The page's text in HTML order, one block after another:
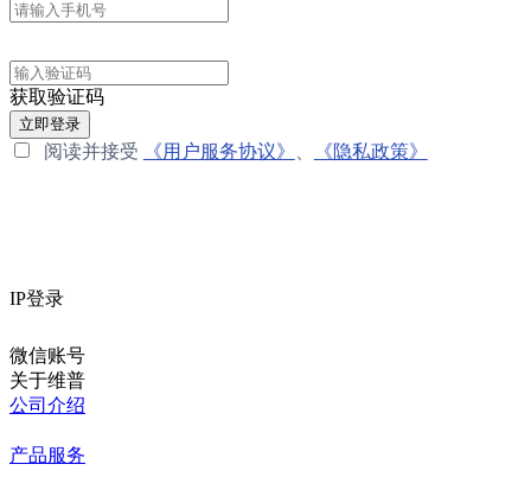
获取验证码
立即登录
阅读并接受 《用户服务协议》 《隐私政策》
IP登录
微信账号
关于维普
公司介绍
产品服务